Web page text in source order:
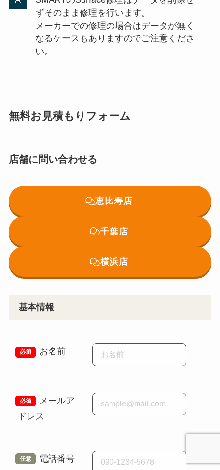
ずそのまま修理を行います。
メーカーでの修理の場合はデータが無く
なるケースもありますのでご注意くださ
い。
無料お見積もりフォーム
店舗に問い合わせる
恵比寿店
千葉店
横浜店
基本情報
お名前
メールア
ドレス
電話番号